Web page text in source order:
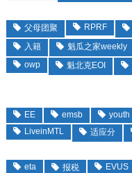
父母团聚
RPRF
入籍
魁瓜之家weekly
owp
魁北克EOI
EE
emsb youth
LiveinMTL
适应分
eta
报税 EVUS